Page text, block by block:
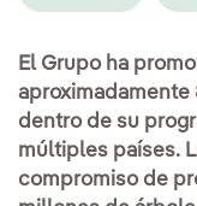
El Grupo ha
dentro de su
múltiples países.
compromiso de